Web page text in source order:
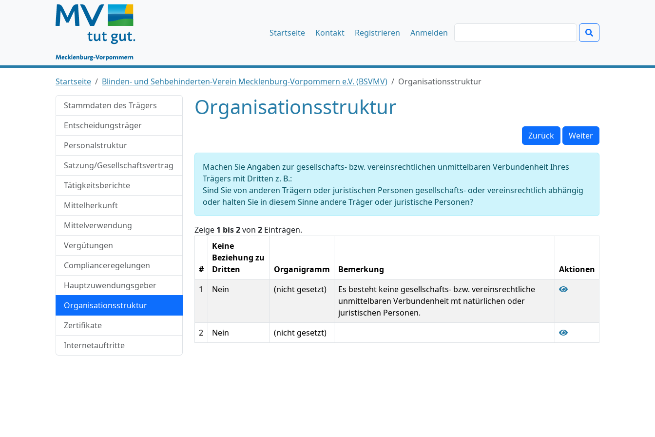
Startseite Kontakt Registrieren Anmelden
Startseite Blinden- und Sehbehinderten-Verein Mecklenburg-Vorpommern e.V. (BSVMV) Organisationsstruktur
Stammdaten des Trägers
Entscheidungsträger
Personalstruktur
Satzung/Gesellschaftsvertrag
Tätigkeitsberichte
Mittelherkunft
Mittelverwendung
Vergütungen
Complianceregelungen
Hauptzuwendungsgeber
Organisationsstruktur
Zertifikate
Internetauftritte
Organisationsstruktur
Zurück Weiter
Machen Sie Angaben zur gesellschafts- bzw. vereinsrechtlichen unmittelbaren Verbundenheit Ihres
Trägers mit Dritten z. B.:
Sind Sie von anderen Trägern oder juristischen Personen gesellschafts- oder vereinsrechtlich abhängig
oder halten Sie in diesem Sinne andere Träger oder juristische Personen?
Zeige 1 bis 2von 2 Einträgen.
#
Keine
Beziehung zu
Dritten
Organigramm Bemerkung
Aktionen
1
Nein (nicht gesetzt)
Es besteht keine gesellschafts- bzw. vereinsrechtliche
unmittelbaren Verbundenheit mt natürlichen oder
juristischen Personen.
2
Nein (nicht gesetzt)